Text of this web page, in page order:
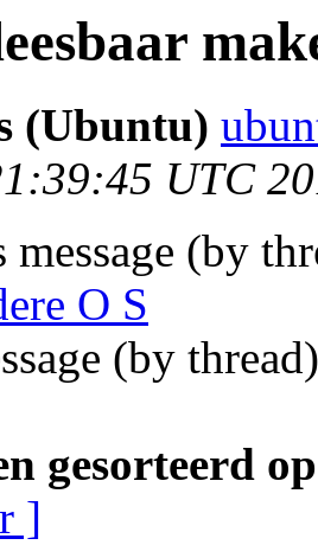
(Ubuntu)
UTC
message (by
O S
(by
gesorteerd
]